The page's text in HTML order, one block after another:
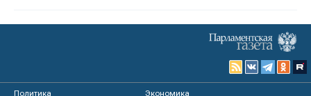
Политика
Экономика